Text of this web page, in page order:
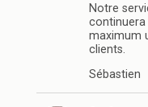
Notre
continuera
maximum
clients.
Sébastien